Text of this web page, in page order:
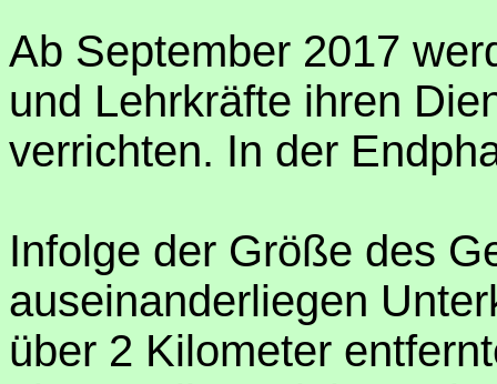
Ab September 2017
und Lehrkräfte ihren
verrichten. In der
Infolge der Größe des
auseinanderliegen
über 2 Kilometer